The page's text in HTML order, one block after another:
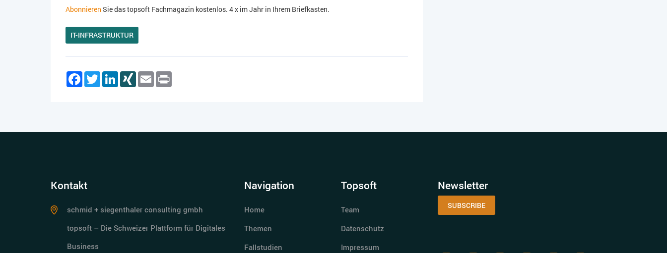
Abonnieren Sie das topsoft Fachmagazin kostenlos. 4 x im Jahr in Ihrem Briefkasten.
IT-INFRASTRUKTUR
FacebookTwitterLinkedInXING Email
Kontakt
schmid + siegenthaler consulting gmbh
topsoft – Die Schweizer Plattform für Digitales
Business
Navigation
Home
Themen
Fallstudien
Topsoft
Team
Datenschutz
Impressum
Newsletter
SUBSCRIBE